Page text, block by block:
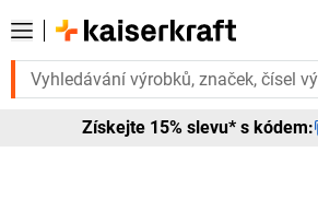
to urgentně? Vybrané bestsellery
Získejte 15% slevu* s kódem: